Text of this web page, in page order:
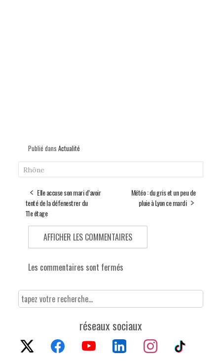
Publié dans Actualité
Rhône
Elle accuse son mari d’avoir
tenté de la défenestrer du
11e étage
Météo : du gris et un peu de
pluie à Lyon ce mardi
AFFICHER LES COMMENTAIRES
Les commentaires sont fermés
réseaux sociaux